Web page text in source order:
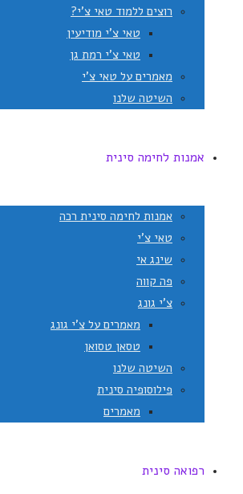
רוצים ללמוד טאי צ'י?
טאי צ'י מודיעין
טאי צ'י רמת גן
מאמרים על טאי צ'י
השיטה שלנו
אמנות לחימה סינית
אמנות לחימה סינית רכה
טאי צ'י
שינג אי
פה קווה
צ'י גונג
מאמרים על צ'י גונג
טסאן טסואן
השיטה שלנו
פילוסופיה סינית
מאמרים
רפואה סינית